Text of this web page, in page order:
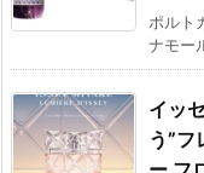
ポルト
ナモー
イッ
う”